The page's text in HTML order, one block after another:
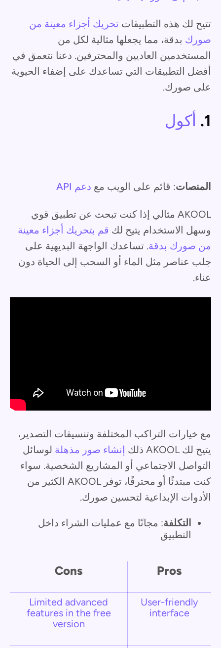
تتيح لك هذه التطبيقات تحريك أجزاء معينة من
صورك بدقة، مما يجعلها مثالية لكل من
المستخدمين العاديين والمحترفين. دعنا نتعمق في
أفضل التطبيقات التي تساعدك على إضفاء الحيوية
على صورك.
1. أكول
المنصات: قائم على الويب مع دعم API
AKOOL مثالي إذا كنت تبحث عن تطبيق قوي
وسهل الاستخدام يتيح لك قم بتحريك أجزاء معينة
من صورك بدقة. تساعدك الواجهة البديهية على
جلب عناصر مثل الماء أو السحب إلى الحياة دون
عناء.
مع خيارات التراكب المختلفة وتنسيقات التصدير،
يتيح لك AKOOL ذلك
إنشاء صور مذهلة لوسائل
التواصل الاجتماعي أو المشاريع الشخصية. سواء
كنت مبتدئًا أو محترفًا، توفر AKOOL الكثير من
الأدوات الإبداعية لتحسين صورك.
التكلفة: مجانًا مع عمليات الشراء داخل
التطبيق
Pros
Cons
User-friendly
interface
Limited advanced
features in the free
version